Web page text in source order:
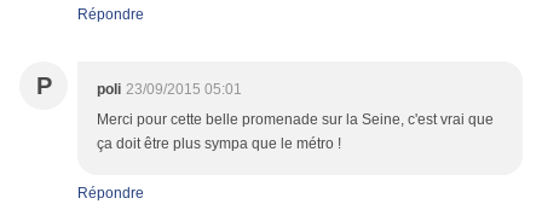
Répondre
P poli 23/09/2015 05:01
Merci pour cette belle promenade sur la Seine, c'est vrai que
ça doit être plus sympa que le métro !
Répondre